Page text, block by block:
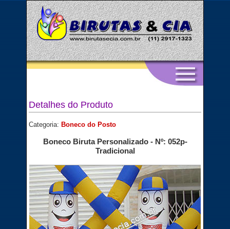
Detalhes do Produto
Categoria: Boneco do Posto
Boneco Biruta Personalizado - Nº: 052p-
Tradicional